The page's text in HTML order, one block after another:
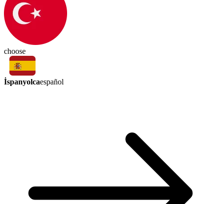
choose
İspanyolcaespañol